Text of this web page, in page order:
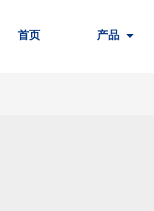
首页 产品